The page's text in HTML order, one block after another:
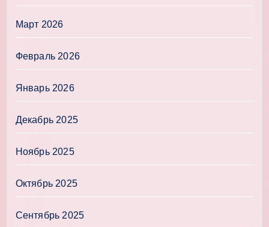
Март 2026
Февраль 2026
Январь 2026
Декабрь 2025
Ноябрь 2025
Октябрь 2025
Сентябрь 2025